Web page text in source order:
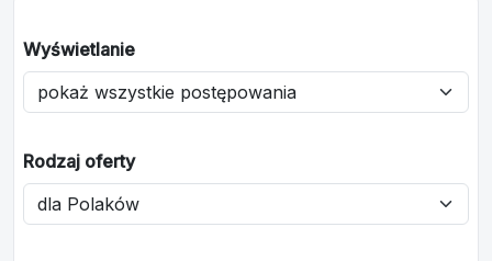
Wyświetlanie
Rodzaj oferty